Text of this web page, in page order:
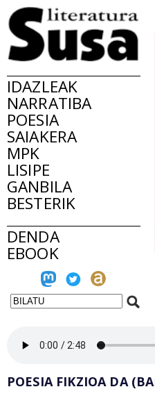
IDAZLEAK
NARRATIBA
POESIA
SAIAKERA
MPK
LISIPE
GANBILA
BESTERIK
DENDA
EBOOK
POESIA FIKZIOA DA